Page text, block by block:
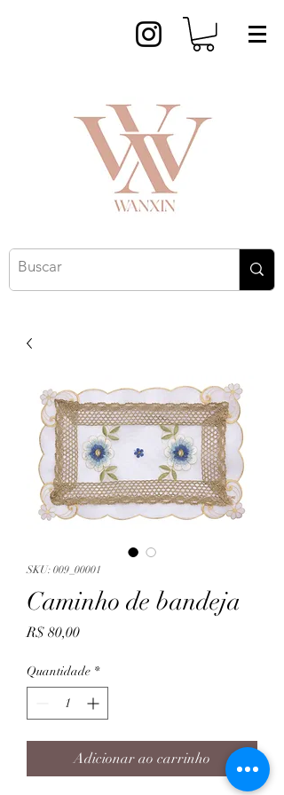
SKU: 009_00001
Caminho de bandeja
R$ 80,00Preço
Quantidade *
Adicionar ao carrinho